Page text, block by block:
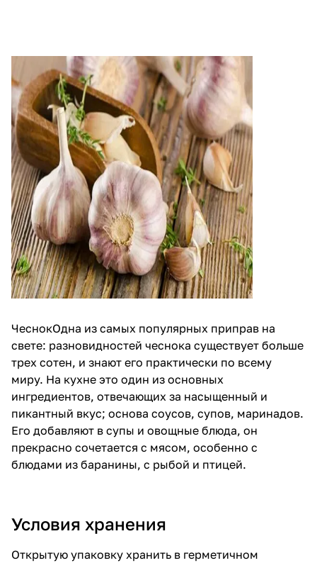
ЧеснокОдна из самых популярных приправ на
свете: разновидностей чеснока существует больше
трех сотен, и знают его практически по всему
миру. На кухне это один из основных
ингредиентов, отвечающих за насыщенный и
пикантный вкус; основа соусов, супов, маринадов.
Его добавляют в супы и овощные блюда, он
прекрасно сочетается с мясом, особенно с
блюдами из баранины, с рыбой и птицей.
Условия хранения
Открытую упаковку хранить в герметичном